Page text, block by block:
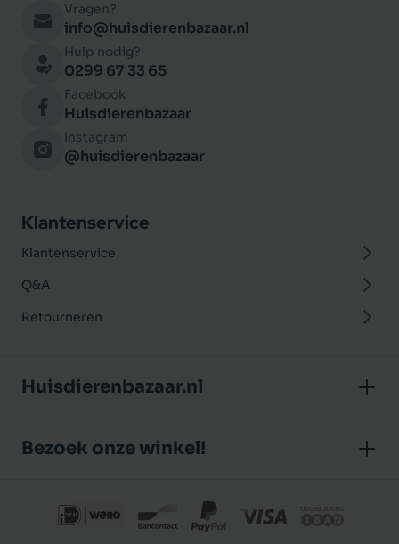
Vragen?
info@huisdierenbazaar.nl
Hulp nodig?
0299 67 33 65
Facebook
Huisdierenbazaar
Instagram
@huisdierenbazaar
Klantenservice
Klantenservice
Q&A
Retourneren
Huisdierenbazaar.nl
Klantbeoordelingen
Bezoek onze winkel!
J.P. Poelstraat 8